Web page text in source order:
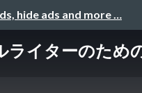
hide ads and more …
イターのため